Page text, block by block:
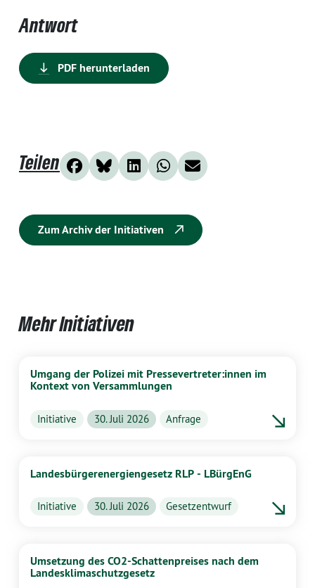
Antwort
PDF herunterladen
Teilen
Zum Archiv der Initiativen
Mehr Initiativen
Umgang der Polizei mit Pressevertreter:innen im
Kontext von Versammlungen
Initiative 30. Juli 2026 Anfrage
Landesbürgerenergiengesetz RLP - LBürgEnG
Initiative 30. Juli 2026 Gesetzentwurf
Umsetzung des CO2-Schattenpreises nach dem
Landesklimaschutzgesetz